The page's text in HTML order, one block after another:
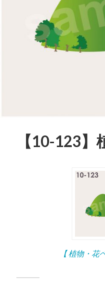
【10-123】
【 植物・花